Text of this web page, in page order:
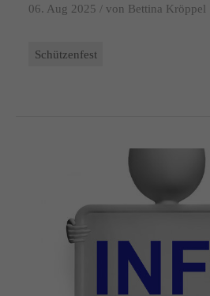
06. Aug 2025 / von Bettina Kröppel
Schützenfest